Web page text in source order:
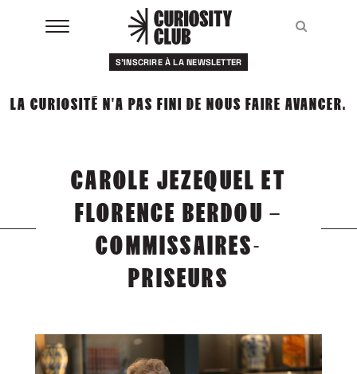
S'INSCRIRE À LA NEWSLETTER
LA CURIOSITÉ N'A PAS FINI DE NOUS FAIRE AVANCER.
CAROLE JEZEQUEL ET
FLORENCE BERDOU –
COMMISSAIRES-
PRISEURS